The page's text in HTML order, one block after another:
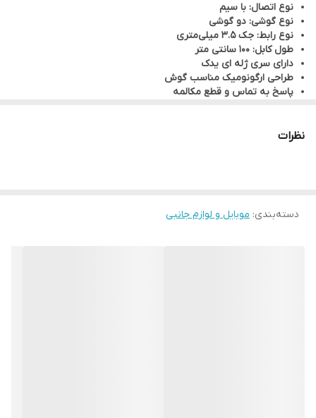
همراه با محصول ارائه می شود تا در صورتی که سری گوشی بزرگ یا
میکروفون بسیار قوی و کارآمدی دارد که به خوبی صدای شما را رد می
کند. این میکروفون پشت کنترلگر صدای هندزفری وجود دارد.
نوع اتصال: با سیم
نوع گوشی: دو گوشی
نوع رابط: جک 3.5 میلی‌متری
طول کابل: 100 سانتی متر
دارای سری ژله ای یدک
طراحی ارگونومیک مناسب گوش
پاسخ به تماس و قطع مکالمه
قابل استفاده در تمامی گوشی ها و تبلت و همچنین سیستم های
نظرات
دسته‌بندی: موبایل و لوازم جانبی